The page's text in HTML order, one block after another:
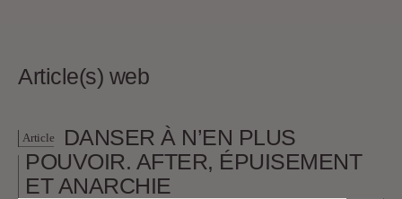
Article(s) web
Article
DANSER À N’EN PLUS
POUVOIR. AFTER, ÉPUISEMENT
ET ANARCHIE